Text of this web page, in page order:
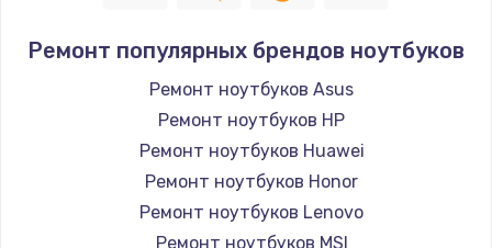
Ремонт популярных брендов ноутбуков
Ремонт ноутбуков Asus
Ремонт ноутбуков HP
Ремонт ноутбуков Huawei
Ремонт ноутбуков Honor
Ремонт ноутбуков Lenovo
Ремонт ноутбуков MSI